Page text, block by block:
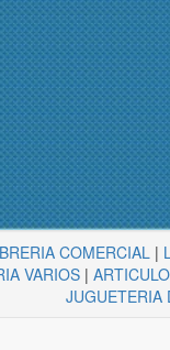
COMERCIAL |
VARIOS|
JUGUETERIA